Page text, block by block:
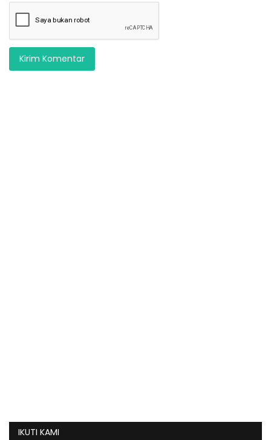
Kirim Komentar
IKUTI KAMI